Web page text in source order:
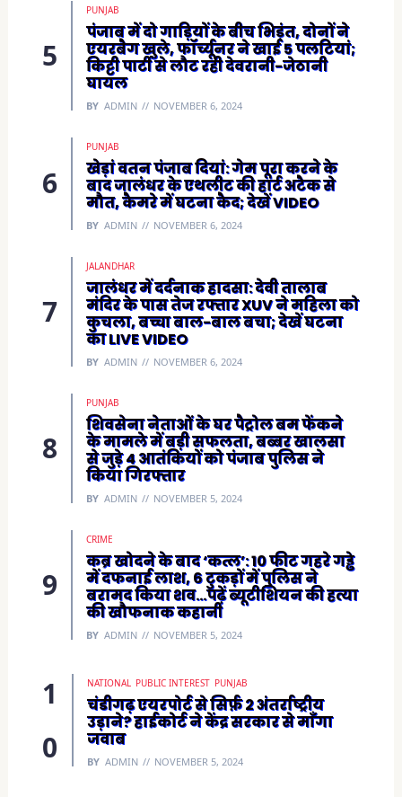
PUNJAB
पंजाब में दो गाड़ियों के बीच भिड़ंत, दोनों ने
एयरबैग खुले, फॉर्च्यूनर ने खाई 5 पलटियां;
किट्टी पार्टी से लौट रही देवरानी-जेठानी
घायल
BY ADMIN NOVEMBER 6, 2024
PUNJAB
खेड़ां वतन पंजाब दियां: गेम पूरा करने के
बाद जालंधर के एथलीट की हार्ट अटैक से
मौत, कैमरे में घटना कैद; देखें VIDEO
BY ADMIN NOVEMBER 6, 2024
JALANDHAR
जालंधर में दर्दनाक हादसा: देवी तालाब
मंदिर के पास तेज रफ्तार XUV ने महिला को
कुचला, बच्चा बाल-बाल बचा; देखें घटना
का LIVE VIDEO
BY ADMIN NOVEMBER 6, 2024
PUNJAB
शिवसेना नेताओं के घर पैट्रोल बम फेंकने
के मामले में बड़ी सफलता, बब्बर खालसा
से जुड़े 4 आतंकियों को पंजाब पुलिस ने
किया गिरफ्तार
BY ADMIN NOVEMBER 5, 2024
CRIME
कब्र खोदने के बाद ‘कत्ल’: 10 फीट गहरे गड्ढे
में दफनाई लाश, 6 टुकड़ों में पुलिस ने
बरामद किया शव…पढ़ें ब्यूटीशियन की हत्या
की खौफनाक कहानी
BY ADMIN NOVEMBER 5, 2024
NATIONAL PUBLIC INTEREST PUNJAB
चंडीगढ़ एयरपोर्ट से सिर्फ़ 2 अंतर्राष्ट्रीय
उड़ाने? हाईकोर्ट ने केंद्र सरकार से माँगा
जवाब
BY ADMIN NOVEMBER 5, 2024